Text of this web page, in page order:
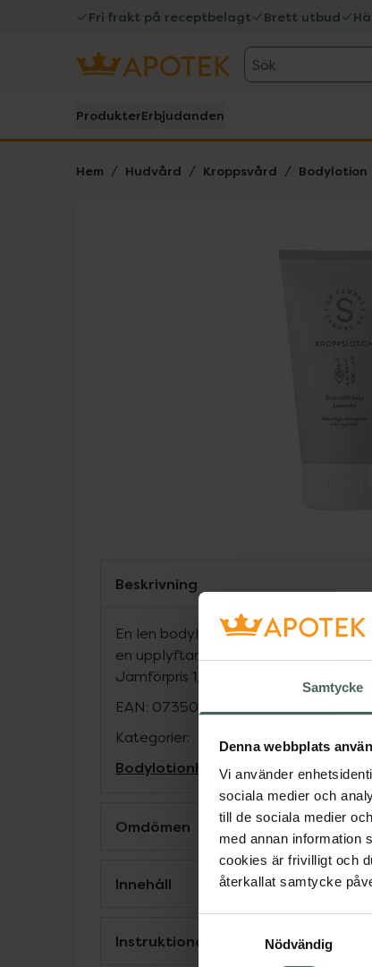
Samtycke
Denna webbplats
Vi använder
sociala medier och
till de sociala medier
med annan information
cookies är frivilligt och
återkallat samtycke
Nödvändig
Fri frakt på receptbelagt Brett utbud
Sök
ProdukterErbjudanden
Hem Hudvård Kroppsvård Bodylotion
Beskrivning
En len bodylotion med närande och
en upplyftande doft av lavendel,
Jämförpris 1,42 kr
EAN: 07350085730150
Kategorier:
BodylotionHudvårdKroppsvård
Omdömen
Innehåll
Instruktioner